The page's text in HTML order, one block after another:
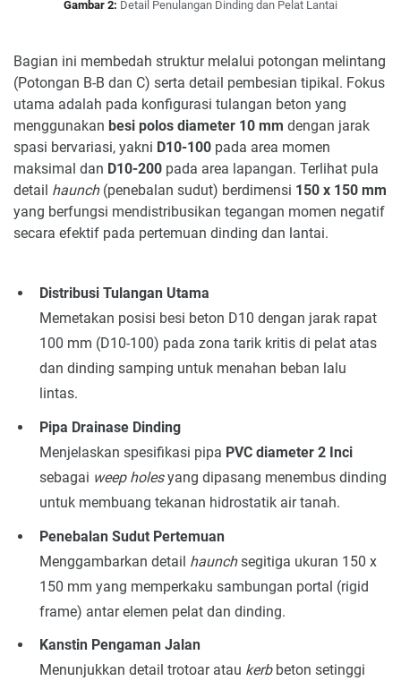
Gambar 2: Detail Penulangan Dinding dan Pelat Lantai
Bagian ini membedah struktur melalui potongan melintang
(Potongan B-B dan C) serta detail pembesian tipikal. Fokus
utama adalah pada konfigurasi tulangan beton yang
menggunakan besi polos diameter 10 mm dengan jarak
spasi bervariasi, yakni D10-100 pada area momen
maksimal dan D10-200 pada area lapangan. Terlihat pula
detail haunch(penebalan sudut) berdimensi 150 x 150 mm
yang berfungsi mendistribusikan tegangan momen negatif
secara efektif pada pertemuan dinding dan lantai.
Distribusi Tulangan Utama
Memetakan posisi besi beton D10 dengan jarak rapat
100 mm (D10-100) pada zona tarik kritis di pelat atas
dan dinding samping untuk menahan beban lalu
lintas.
Pipa Drainase Dinding
Menjelaskan spesifikasi pipa PVC diameter 2 Inci
sebagai weep holesyang dipasang menembus dinding
untuk membuang tekanan hidrostatik air tanah.
Penebalan Sudut Pertemuan
Menggambarkan detail haunchsegitiga ukuran 150 x
150 mm yang memperkaku sambungan portal (rigid
frame) antar elemen pelat dan dinding.
Kanstin Pengaman Jalan
Menunjukkan detail trotoar atau kerbbeton setinggi